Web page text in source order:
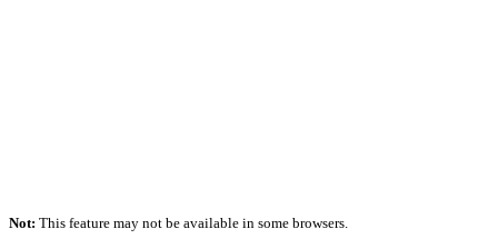
Not: This feature may not be available in some browsers.